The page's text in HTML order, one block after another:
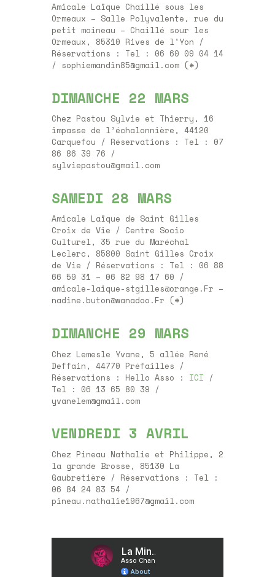
Amicale Laïque Chaillé sous les
Ormeaux – Salle Polyvalente, rue du
petit moineau – Chaillé sour les
Ormeaux, 85310 Rives de l’Yon /
Réservations : Tel : 06 60 09 04 14
/ sophiemandin85@gmail.com (*)
DIMANCHE 22 MARS
Chez Pastou Sylvie et Thierry, 16
impasse de l’échalonnière, 44120
Carquefou / Réservations : Tel : 07
86 86 39 76 /
sylviepastou@gmail.com
SAMEDI 28 MARS
Amicale Laïque de Saint Gilles
Croix de Vie / Centre Socio
Culturel, 35 rue du Maréchal
Leclerc, 85800 Saint Gilles Croix
de Vie / Réservations : Tel : 06 88
66 59 31 – 06 82 98 17 60 /
amicale-laique-stgilles@orange.Fr –
nadine.buton@wanadoo.Fr (*)
DIMANCHE 29 MARS
Chez Lemesle Yvane, 5 allée René
Deffain, 44770 Préfailles /
Réservations : Hello Asso : ICI /
Tel : 06 13 65 80 39 /
yvanelem@gmail.com
VENDREDI 3 AVRIL
Chez Pineau Nathalie et Philippe, 2
la grande Brosse, 85130 La
Gaubretière / Réservations : Tel :
06 84 24 83 54 /
pineau.nathalie1967@gmail.com